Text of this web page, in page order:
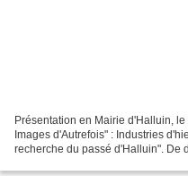
Présentation en Mairie d'Halluin,
Images d'Autrefois" : Industries
recherche du passé d'Halluin". De